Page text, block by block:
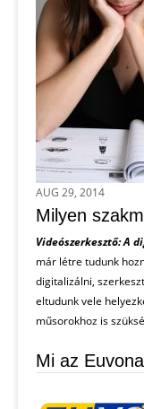
AUG 29, 2014
Milyen
Videószerkesztő: A
már létre tudunk
digitalizálni,
eltudunk vele
műsorokhoz is
Mi az